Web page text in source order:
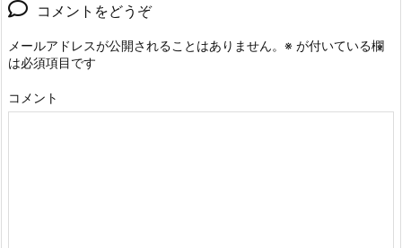
コメントをどうぞ
メールアドレスが公開されることはありません。 ※ が付いている欄
は必須項目です
コメント